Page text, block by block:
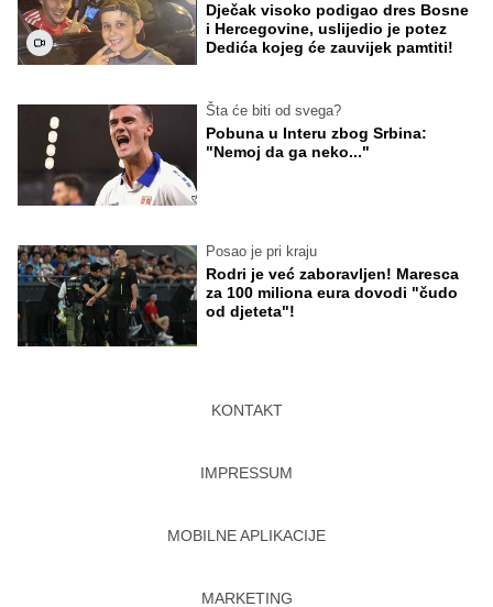
Dječak visoko podigao dres Bosne
i Hercegovine, uslijedio je potez
Dedića kojeg će zauvijek pamtiti!
Šta će biti od svega?
Pobuna u Interu zbog Srbina:
"Nemoj da ga neko..."
Posao je pri kraju
Rodri je već zaboravljen! Maresca
za 100 miliona eura dovodi "čudo
od djeteta"!
KONTAKT
IMPRESSUM
MOBILNE APLIKACIJE
MARKETING